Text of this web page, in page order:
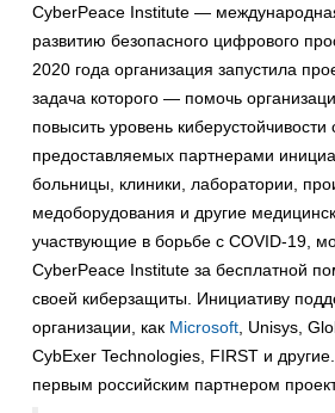
CyberPeace Institute —
развитию безопасного цифрового
2020 года организация запустила
задача которого — помочь
повысить уровень
предоставляемых партнерами
больницы, клиники, лаборатории,
медоборудования и другие
участвующие в борьбе с COVID-19,
CyberPeace Institute за бесплатной
своей киберзащиты. Инициативу
организации, как Microsoft, Unisys,
CybExer Technologies, FIRST и
первым российским партнером